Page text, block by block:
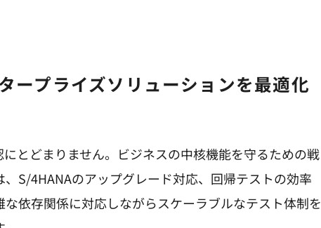
とどまりません。ビジネスの中核機能を守るための戦
S/4HANAのアップグレード対応、回帰テストの効率
依存関係に対応しながらスケーラブルなテスト体制を